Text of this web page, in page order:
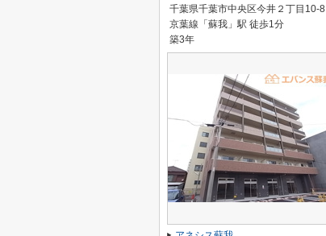
千葉県千葉市中央区今井２丁目10-8
京葉線「蘇我」駅 徒歩1分
築3年